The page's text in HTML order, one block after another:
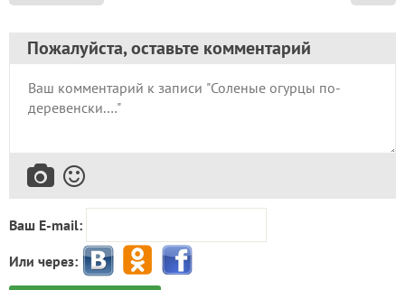
Пожалуйста, оставьте комментарий
Ваш E-mail:
Или через: